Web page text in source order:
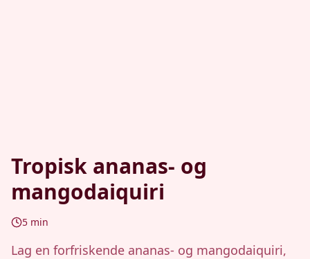
Tropisk ananas- og
mangodaiquiri
5 min
Lag en forfriskende ananas- og mangodaiquiri,